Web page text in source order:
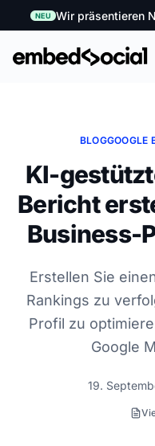
NEU Wir präsentieren
BLOGGOOGLE
KI-
Bericht
Business-
Erstellen Sie
Rankings zu
Profil zu
Google
19.